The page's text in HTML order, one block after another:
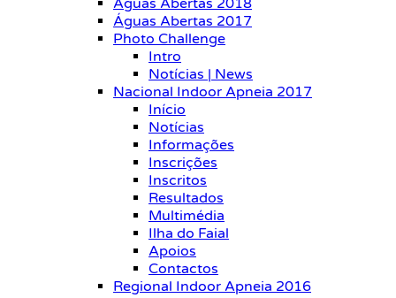
Águas Abertas 2018
Águas Abertas 2017
Photo Challenge
Intro
Notícias | News
Nacional Indoor Apneia 2017
Início
Notícias
Informações
Inscrições
Inscritos
Resultados
Multimédia
Ilha do Faial
Apoios
Contactos
Regional Indoor Apneia 2016